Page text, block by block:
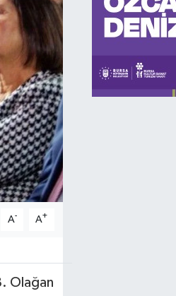
A- A+
Olağan